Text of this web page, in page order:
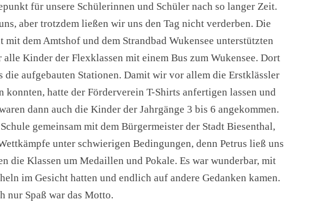
für unsere Schülerinnen und Schüler nach so langer Zeit.
aber trotzdem ließen wir uns den Tag nicht verderben. Die
mit dem Amtshof und dem Strandbad Wukensee unterstützten
Kinder der Flexklassen mit einem Bus zum Wukensee. Dort
die aufgebauten Stationen. Damit wir vor allem die Erstklässler
konnten, hatte der Förderverein T-Shirts anfertigen lassen und
dann auch die Kinder der Jahrgänge 3 bis 6 angekommen.
gemeinsam mit dem Bürgermeister der Stadt Biesenthal,
unter schwierigen Bedingungen, denn Petrus ließ uns
die Klassen um Medaillen und Pokale. Es war wunderbar, mit
im Gesicht hatten und endlich auf andere Gedanken kamen.
nur Spaß war das Motto.